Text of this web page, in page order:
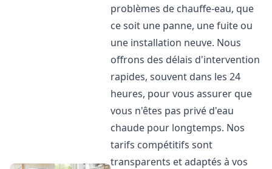
problèmes de chauffe-eau, que
ce soit une panne, une fuite ou
une installation neuve. Nous
offrons des délais d'intervention
rapides, souvent dans les 24
heures, pour vous assurer que
vous n'êtes pas privé d'eau
chaude pour longtemps. Nos
tarifs compétitifs sont
transparents et adaptés à vos